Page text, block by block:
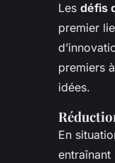
Les défis
premier
premiers
idées.
En
entraînant